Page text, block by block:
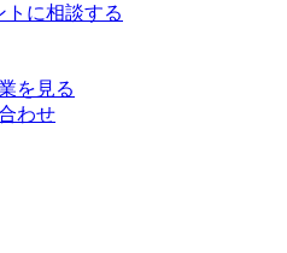
トに相談する
を見る
わせ